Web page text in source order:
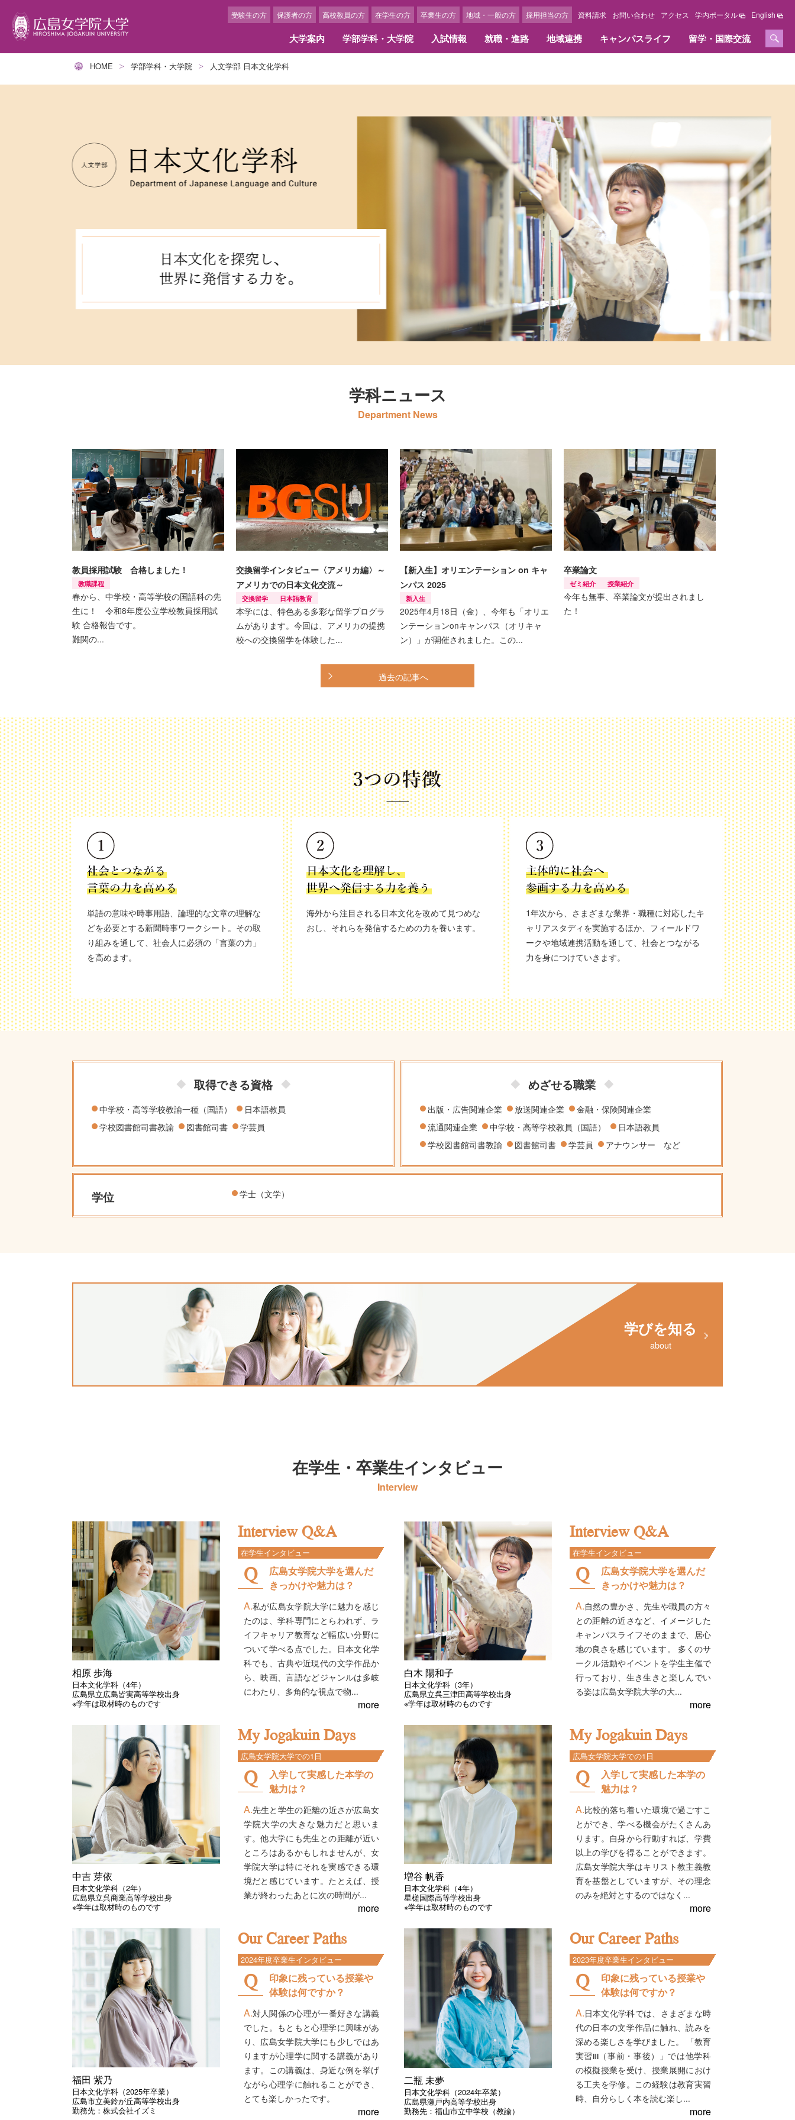
資料請求 お問い合わせ アクセス 学内ポータル English
大学案内
大学概要
動画ギャラリー
教育研究上の目的
研究科・専攻の人材養成に関する目的
と教育研究上の目的
3つのポリシー
ディプロマ・ポリシー
カリキュラム・ポリシー
アドミッション・ポリシー
アセスメント・ポリシー
学部学科・大学院構成
情報公開
教職課程の情報の公表
大学の評価・取り組み
設置認可申請書・設置届出書
履行状況報告書及び
改善意見等対応状況報告書
FDに関する活動
点検・評価
採用情報
学部学科・大学院
学部学科
人間生活学部 管理栄養学科
人間生活学部 児童教育学科
教員一覧
大学院
人間生活学研究科
博士学位論文
学位、免許および資格
資格内容
資格取得実績
入試情報 就職・進路
就職情報・キャリア支援 内定者・卒業生からのメッセージ
活躍する卒業生
採用担当の方へ
地域連携 キャンパスライフ
学生サポート
ボランティアセンター
障がい学生高等教育支援室
ハラスメント相談
宗教センター
キャンパスカレンダー 学生生活
アルバイト紹介
学生アルバイト求人申込について
ひとり暮らしを希望される方へ
美術館のキャンパスメンバーズ
施設紹介
キャンパス周辺ガイド
図書館
図書館オリジナルサイト
総合研究所オリジナルサイト
学費等納入金・奨学金
学費等納入金
社会人学生学費等納入方法
奨学金・教育ローン
留学・国際交流
提携校・交流校一覧
グローバル・アウトリーチ・プログラ
長期プログラム（1学期以上）
短期プログラム（1学期以内）
留学に関する費用・奨学金
学内でできる国際交流活動
受験生の方 保護者の方 高校教員の方 在学生の方 卒業生の方 地域・一般の方 採用担当の方
HOME 学部学科・大学院 人文学部 日本文化学科
学科ニュース
Department News
教員採用試験 合格しました！
教職課程
春から、中学校・高等学校の国語科の先
生に！ 令和8年度公立学校教員採用試
験 合格報告です。
難関の...
交換留学インタビュー〈アメリカ編〉～
アメリカでの日本文化交流～
交換留学 日本語教育
本学には、特色ある多彩な留学プログラ
ムがあります。今回は、アメリカの提携
校への交換留学を体験した...
【新入生】オリエンテーション on キャ
ンパス 2025
新入生
2025年4月18日（金）、今年も「オリエ
ンテーションonキャンパス（オリキャ
ン）」が開催されました。この...
卒業論文
ゼミ紹介 授業紹介
今年も無事、卒業論文が提出されまし
た！
過去の記事へ
単語の意味や時事用語、論理的な文章の理解な
どを必要とする新聞時事ワークシート。その取
り組みを通して、社会人に必須の「言葉の力」
を高めます。
海外から注目される日本文化を改めて見つめな
おし、それらを発信するための力を養います。
1年次から、さまざまな業界・職種に対応したキ
ャリアスタディを実施するほか、フィールドワ
ークや地域連携活動を通して、社会とつながる
力を身につけていきます。
取得できる資格
中学校・高等学校教諭一種（国語）
日本語教員
学校図書館司書教諭
図書館司書 学芸員
めざせる職業
出版・広告関連企業 放送関連企業
金融・保険関連企業
流通関連企業
中学校・高等学校教員（国語）
日本語教員
学校図書館司書教諭
図書館司書 学芸員 アナウンサー など
学位 学士（文学）
学びを知る
about
在学生・卒業生インタビュー
Interview
相原 歩海
日本文化学科（4年）
広島県立広島皆実高等学校出身
※学年は取材時のものです
Interview Q&A
在学生インタビュー
広島女学院大学を選んだ
きっかけや魅力は？
私が広島女学院大学に魅力を感じ
たのは、学科専門にとらわれず、ラ
イフキャリア教育など幅広い分野に
ついて学べる点でした。日本文化学
科でも、古典や近現代の文学作品か
ら、映画、言語などジャンルは多岐
にわたり、多角的な視点で物...
more
白木 陽和子
日本文化学科（3年）
広島県立呉三津田高等学校出身
※学年は取材時のものです
Interview Q&A
在学生インタビュー
広島女学院大学を選んだ
きっかけや魅力は？
自然の豊かさ、先生や職員の方々
との距離の近さなど、イメージした
キャンパスライフそのままで、居心
地の良さを感じています。 多くのサ
ークル活動やイベントを学生主催で
行っており、生き生きと楽しんでい
る姿は広島女学院大学の大...
more
中吉 芽依
日本文化学科（2年）
広島県立呉商業高等学校出身
※学年は取材時のものです
My Jogakuin Days
広島女学院大学での1日
入学して実感した本学の
魅力は？
先生と学生の距離の近さが広島女
学院大学の大きな魅力だと思いま
す。他大学にも先生との距離が近い
ところはあるかもしれませんが、女
学院大学は特にそれを実感できる環
境だと感じています。たとえば、授
業が終わったあとに次の時間が...
more
増谷 帆香
日本文化学科（4年）
星槎国際高等学校出身
※学年は取材時のものです
My Jogakuin Days
広島女学院大学での1日
入学して実感した本学の
魅力は？
比較的落ち着いた環境で過ごすこ
とができ、学べる機会がたくさんあ
ります。自身から行動すれば、学費
以上の学びを得ることができます。
広島女学院大学はキリスト教主義教
育を基盤としていますが、その理念
のみを絶対とするのではなく...
more
福田 紫乃
日本文化学科（2025年卒業）
広島市立美鈴が丘高等学校出身
勤務先：株式会社イズミ
Our Career Paths
2024年度卒業生インタビュー
印象に残っている授業や
体験は何ですか？
対人関係の心理が一番好きな講義
でした。もともと心理学に興味があ
り、広島女学院大学にも少しではあ
りますが心理学に関する講義があり
ます。この講義は、身近な例を挙げ
ながら心理学に触れることができ、
とても楽しかったです。
more
二瓶 未夢
日本文化学科（2024年卒業）
広島県瀬戸内高等学校出身
勤務先：福山市立中学校（教諭）
Our Career Paths
2023年度卒業生インタビュー
印象に残っている授業や
体験は何ですか？
日本文化学科では、さまざまな時
代の日本の文学作品に触れ、読みを
深める楽しさを学びました。 「教育
実習Ⅲ（事前・事後）」では他学科
の模擬授業を受け、授業展開におけ
る工夫を学修。この経験は教育実習
時、自分らしく本を読む楽し...
more